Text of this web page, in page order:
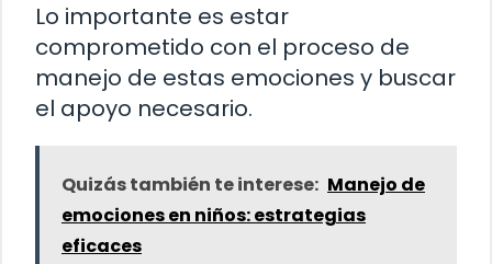
Lo importante es estar
comprometido con el proceso de
manejo de estas emociones y buscar
el apoyo necesario.
Quizás también te interese: Manejo de
emociones en niños: estrategias
eficaces